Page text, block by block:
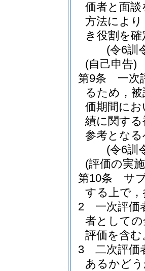
価者と面
方法によ
き役割を
(令6訓
(自己申告)
第9条
一次
るため，
価期間に
績に関す
参考とな
(令6訓
(評価の実
第10条
サ
する上で
2
一次評価
者として
評価を含む
3
二次評価
あるかど